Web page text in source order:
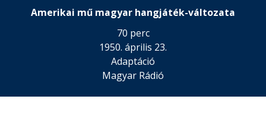
Amerikai mű magyar hangjáték-változata
70 perc
1950. április 23.
Adaptáció
Magyar Rádió